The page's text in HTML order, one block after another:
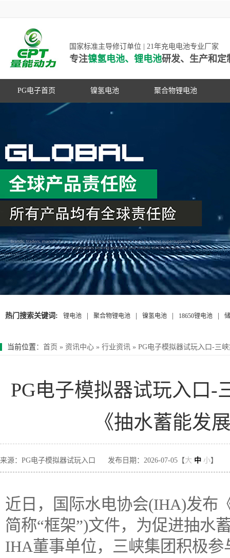
国家标准主导修订单位 | 21年充电电池专业厂家
专注镍氢电池、锂电池研发、生产和定
PG电子首页 镍氢电池 聚合物锂电池
高容量镍氢电池
超低自放电镍氢电池
动力镍氢电池
常规镍氢电池
PG游戏官网是镍氢电池国家标准主导
修订单位，并参与多项锂电池行业国
家标准的制定
热门搜索关键词: 锂电池 聚合物锂电池 镍氢电池 18650锂电池
当前位置 ： 首页 » 资讯中心 » 行业资讯 » PG电子模拟器试玩入口-三
PG电子模拟器试玩入口-
《抽水蓄能发
来源：PG电子模拟器试玩入口 发布日期：2026-07-05【大 中 小】
近日，国际水电协会(IHA)发布
简称“框架”)文件，为促进抽水
IHA董事单位，三峡集团积极